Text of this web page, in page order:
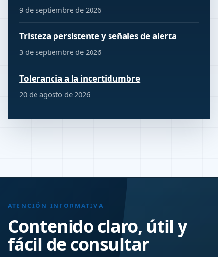
9 de septiembre de 2026
Tristeza persistente y señales de alerta
3 de septiembre de 2026
Tolerancia a la incertidumbre
20 de agosto de 2026
ATENCIÓN INFORMATIVA
Contenido claro, útil y
fácil de consultar